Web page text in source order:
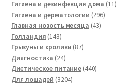
товаров
Гигиена и дезинфекция дома 1111
Гигиена и дерматологии 296296
Главная новость месяца 4343
Голландия 143143
товара
Грызуны и кролики 8787
Диагностика 2424
товара
Диетическое питание 440440
Для лошадей 32043204